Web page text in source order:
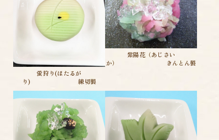
蛍狩り(ほたるが
り) 練切製
紫陽花（あじさい
か） きんとん製